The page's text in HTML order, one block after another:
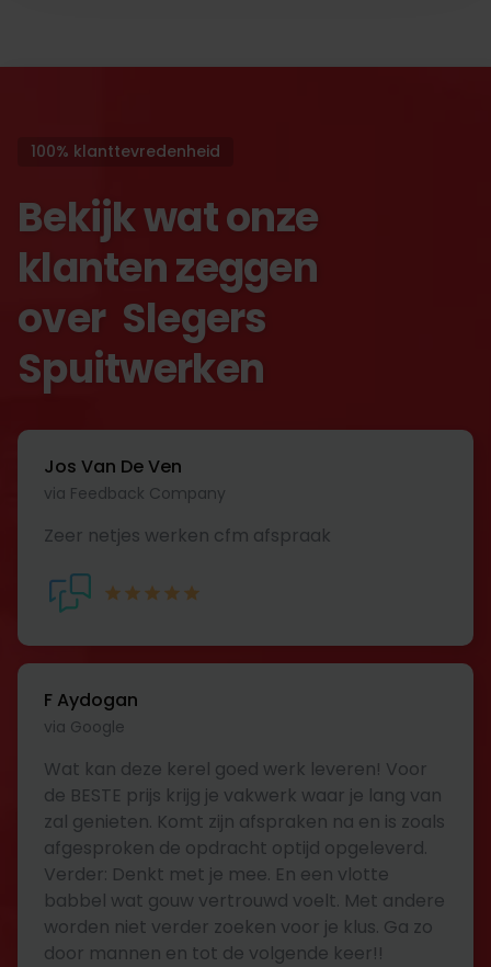
100% klanttevredenheid
Bekijk wat onze
klanten zeggen
over Slegers
Spuitwerken
Jos Van De Ven
via Feedback Company
Zeer netjes werken cfm afspraak
F Aydogan
via Google
Wat kan deze kerel goed werk leveren! Voor
de BESTE prijs krijg je vakwerk waar je lang van
zal genieten. Komt zijn afspraken na en is zoals
afgesproken de opdracht optijd opgeleverd.
Verder: Denkt met je mee. En een vlotte
babbel wat gouw vertrouwd voelt. Met andere
worden niet verder zoeken voor je klus. Ga zo
door mannen en tot de volgende keer!!